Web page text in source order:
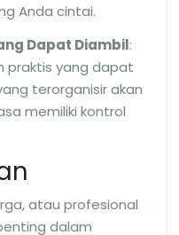
Anda cintai.
Dapat Diambil:
praktis yang dapat
terorganisir akan
memiliki kontrol
atau profesional
dalam